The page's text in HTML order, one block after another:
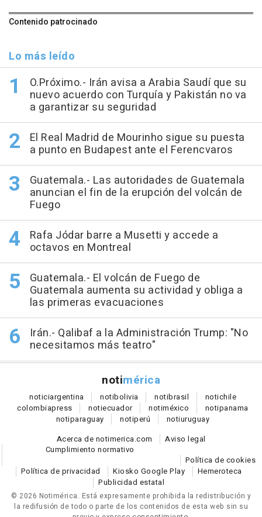
Contenido patrocinado
Lo más leído
O.Próximo.- Irán avisa a Arabia Saudí que su
nuevo acuerdo con Turquía y Pakistán no va
a garantizar su seguridad
El Real Madrid de Mourinho sigue su puesta
a punto en Budapest ante el Ferencvaros
Guatemala.- Las autoridades de Guatemala
anuncian el fin de la erupción del volcán de
Fuego
Rafa Jódar barre a Musetti y accede a
octavos en Montreal
Guatemala.- El volcán de Fuego de
Guatemala aumenta su actividad y obliga a
las primeras evacuaciones
Irán.- Qalibaf a la Administración Trump: "No
necesitamos más teatro"
notimérica
noticiargentina notibolivia notibrasil notichile
colombiapress notiecuador notiméxico notipanama
notiparaguay notiperú notiuruguay
Acerca de notimerica.com
Aviso legal
Cumplimiento normativo
Política de cookies
Política de privacidad
Kiosko Google Play
Hemeroteca
Publicidad estatal
© 2026 Notimérica. Está expresamente prohibida la redistribución y
la redifusión de todo o parte de los contenidos de esta web sin su